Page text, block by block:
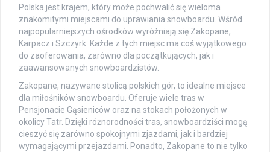
Polska jest krajem, który może pochwalić się wieloma
znakomitymi miejscami do uprawiania snowboardu. Wśród
najpopularniejszych ośrodków wyróżniają się Zakopane,
Karpacz i Szczyrk. Każde z tych miejsc ma coś wyjątkowego
do zaoferowania, zarówno dla początkujących, jak i
zaawansowanych snowboardzistów.
Zakopane, nazywane stolicą polskich gór, to idealne miejsce
dla miłośników snowboardu. Oferuje wiele tras w
Pensjonacie Gąsieniców oraz na stokach położonych w
okolicy Tatr. Dzięki różnorodności tras, snowboardziści mogą
cieszyć się zarówno spokojnymi zjazdami, jak i bardziej
wymagającymi przejazdami. Ponadto, Zakopane to nie tylko